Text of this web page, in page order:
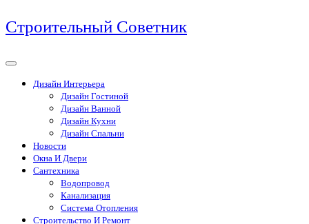
Перейти
к
Строительный Советник
Дизайн Интерьера
Дизайн Гостиной
Дизайн Ванной
Дизайн Кухни
Дизайн Спальни
Новости
Окна И Двери
Сантехника
Водопровод
Канализация
Система Отопления
Строительство И Ремонт